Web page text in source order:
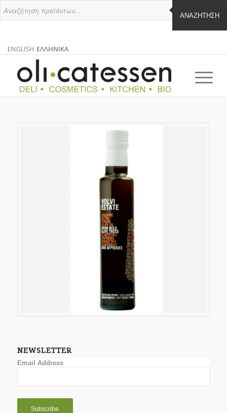
ΑΝΑΖΉΤΗΣΗ
ENGLISH
ΑΓΓΛΙΚΑ
ΕΛΛΗΝΙΚΑ
ΕΛΛΗΝΙΚΑ
EL
NEWSLETTER
Email Address